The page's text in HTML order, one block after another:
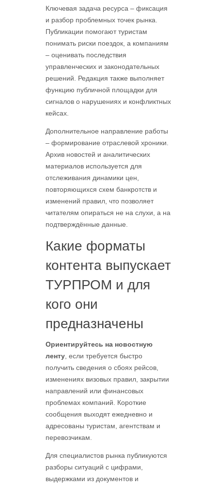
Ключевая задача ресурса – фиксация
и разбор проблемных точек рынка.
Публикации помогают туристам
понимать риски поездок, а компаниям
– оценивать последствия
управленческих и законодательных
решений. Редакция также выполняет
функцию публичной площадки для
сигналов о нарушениях и конфликтных
кейсах.
Дополнительное направление работы
– формирование отраслевой хроники.
Архив новостей и аналитических
материалов используется для
отслеживания динамики цен,
повторяющихся схем банкротств и
изменений правил, что позволяет
читателям опираться не на слухи, а на
подтверждённые данные.
Какие форматы
контента выпускает
ТУРПРОМ и для
кого они
предназначены
Ориентируйтесь на новостную
ленту , если требуется быстро
получить сведения о сбоях рейсов,
изменениях визовых правил, закрытии
направлений или финансовых
проблемах компаний. Короткие
сообщения выходят ежедневно и
адресованы туристам, агентствам и
перевозчикам.
Для специалистов рынка публикуются
разборы ситуаций с цифрами,
выдержками из документов и